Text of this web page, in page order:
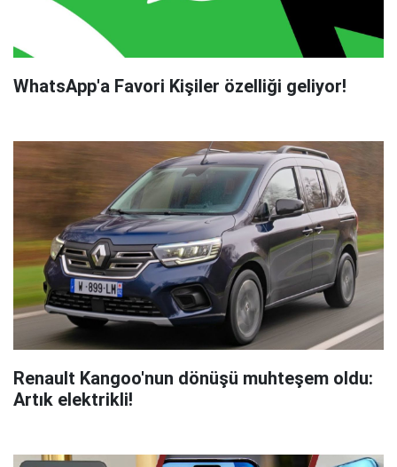
WhatsApp'a Favori Kişiler özelliği geliyor!
Renault Kangoo'nun dönüşü muhteşem oldu:
Artık elektrikli!